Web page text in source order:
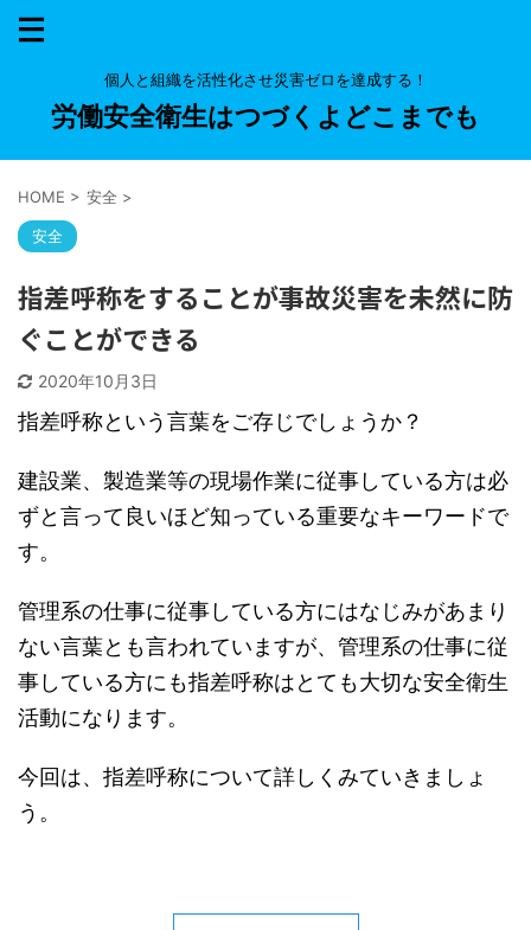
個人と組織を活性化させ災害ゼロを達成する！
労働安全衛生はつづくよどこまでも
HOME > 安全 >
安全
指差呼称をすることが事故災害を未然に防
ぐことができる
2020年10月3日
指差呼称という言葉をご存じでしょうか？
建設業、製造業等の現場作業に従事している方は必
ずと言って良いほど知っている重要なキーワードで
す。
管理系の仕事に従事している方にはなじみがあまり
ない言葉とも言われていますが、管理系の仕事に従
事している方にも指差呼称はとても大切な安全衛生
活動になります。
今回は、指差呼称について詳しくみていきましょ
う。